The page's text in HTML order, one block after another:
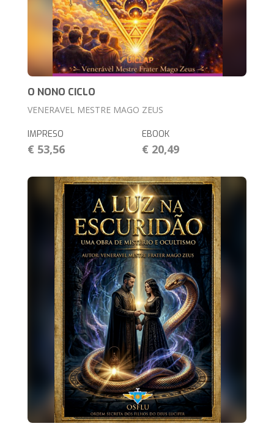
O NONO CICLO
VENERAVEL MESTRE MAGO ZEUS
IMPRESO
€ 53,56
EBOOK
€ 20,49